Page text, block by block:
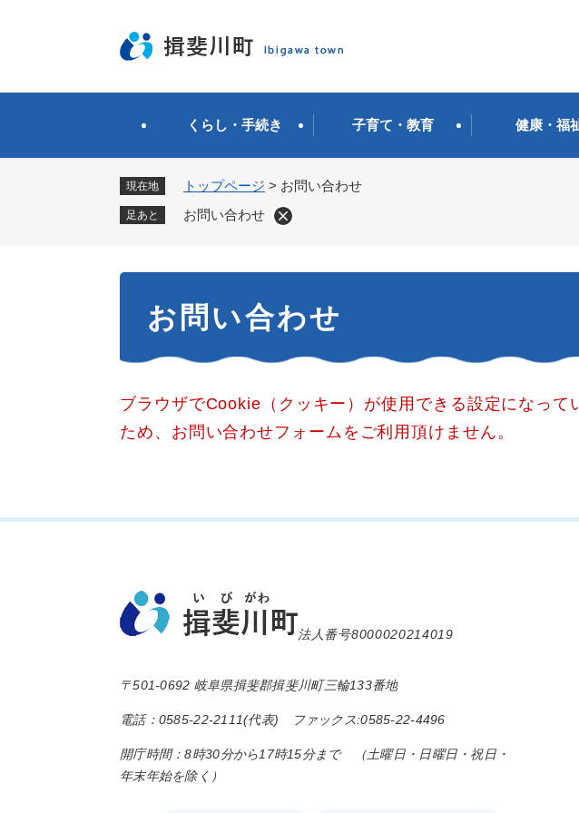
先
す
くらし・手続き 子育て・教育 健康・福
現在地 トップページ > お問い合わせ
足あと お問い合わせ
お問い合わせ
ブラウザでCookie（クッキー）が使用できる設定になっ
ため、お問い合わせフォームをご利用頂けません。
法人番号8000020214019
〒501-0692 岐阜県揖斐郡揖斐川町三輪133番地
電話：0585-22-2111(代表) ファックス:0585-22-4496
開庁時間：8時30分から17時15分まで （土曜日・日曜日・祝日・
年末年始を除く）